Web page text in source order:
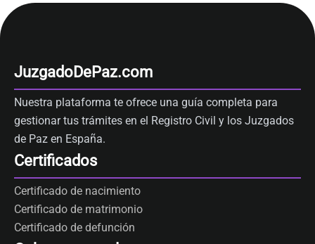
JuzgadoDePaz.com
Nuestra plataforma te ofrece una guía completa para
gestionar tus trámites en el Registro Civil y los Juzgados
de Paz en España.
Certificados
Certificado de nacimiento
Certificado de matrimonio
Certificado de defunción